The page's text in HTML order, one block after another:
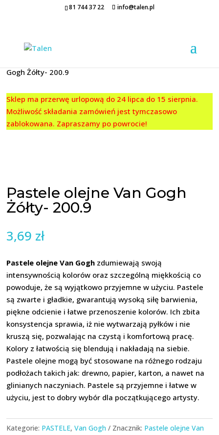
81 744 37 22 info@talen.pl
Gogh Żółty- 200.9
Sklep ma przerwę urlopową do 24 lipca do 15 sierpnia.
Możliwość składania zamówień jest tymczasowo
zablokowana. Zapraszamy po powrocie!
Pastele olejne Van Gogh
Żółty- 200.9
3,69 zł
Pastele olejne Van Gogh zdumiewają swoją
intensywnością kolorów oraz szczególną miękkością co
powoduje, że są wyjątkowo przyjemne w użyciu. Pastele
są zwarte i gładkie, gwarantują wysoką siłę barwienia,
piękne odcienie i łatwe przenoszenie kolorów. Ich zbita
konsystencja sprawia, iż nie wytwarzają pyłków i nie
kruszą się, pozwalając na czystą i komfortową pracę.
Kolory z łatwością się blendują i nakładają na siebie.
Pastele olejne mogą być stosowane na różnego rodzaju
podłożach takich jak: drewno, papier, karton, a nawet na
glinianych naczyniach. Pastele są przyjemne i łatwe w
użyciu, jest to dobry wybór dla początkującego artysty.
Kategorie: PASTELE,Van Gogh Znacznik: Pastele olejne Van